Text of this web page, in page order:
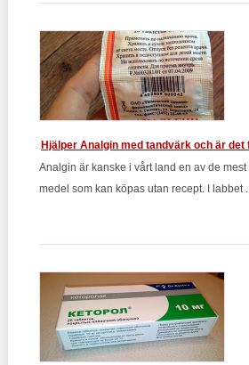
Hjälper Analgin med tandvärk och är
Analgin är kanske i vårt land en av de
medel som kan köpas utan recept. I labbet